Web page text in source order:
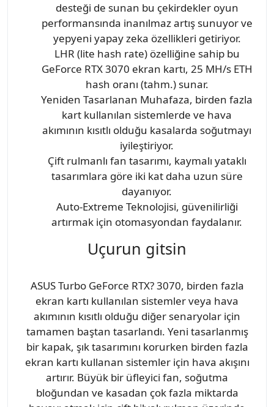
desteği de sunan bu çekirdekler oyun
performansında inanılmaz artış sunuyor ve
yepyeni yapay zeka özellikleri getiriyor.
LHR (lite hash rate) özelliğine sahip bu
GeForce RTX 3070 ekran kartı, 25 MH/s ETH
hash oranı (tahm.) sunar.
Yeniden Tasarlanan Muhafaza, birden fazla
kart kullanılan sistemlerde ve hava
akımının kısıtlı olduğu kasalarda soğutmayı
iyileştiriyor.
Çift rulmanlı fan tasarımı, kaymalı yataklı
tasarımlara göre iki kat daha uzun süre
dayanıyor.
Auto-Extreme Teknolojisi, güvenilirliği
artırmak için otomasyondan faydalanır.
Uçurun gitsin
ASUS Turbo GeForce RTX? 3070, birden fazla
ekran kartı kullanılan sistemler veya hava
akımının kısıtlı olduğu diğer senaryolar için
tamamen baştan tasarlandı. Yeni tasarlanmış
bir kapak, şık tasarımını korurken birden fazla
ekran kartı kullanan sistemler için hava akışını
artırır. Büyük bir üfleyici fan, soğutma
bloğundan ve kasadan çok fazla miktarda